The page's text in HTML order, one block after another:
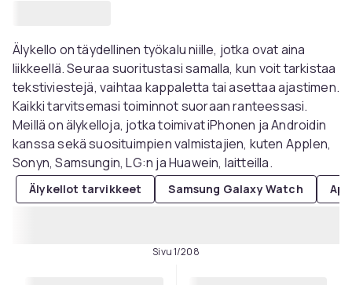
Älykello on täydellinen työkalu niille, jotka ovat aina
liikkeellä. Seuraa suoritustasi samalla, kun voit tarkistaa
tekstiviestejä, vaihtaa kappaletta tai asettaa ajastimen.
Kaikki tarvitsemasi toiminnot suoraan ranteessasi.
Meillä on älykelloja, jotka toimivat iPhonen ja Androidin
kanssa sekä suosituimpien valmistajien, kuten Applen,
Sonyn, Samsungin, LG:n ja Huawein, laitteilla.
Älykellot tarvikkeet Samsung Galaxy Watch
Sivu 1/208